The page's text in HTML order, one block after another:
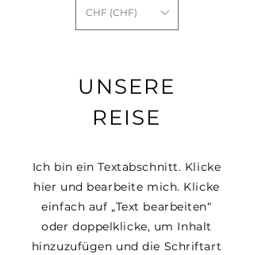
CHF (CHF)
UNSERE
REISE
Ich bin ein Textabschnitt. Klicke
hier und bearbeite mich. Klicke
einfach auf „Text bearbeiten“
oder doppelklicke, um Inhalt
hinzuzufügen und die Schriftart